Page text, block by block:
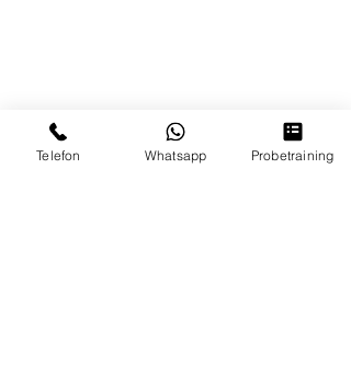
Telefon Whatsapp Probetraining